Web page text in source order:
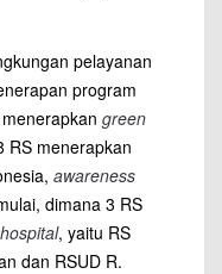
pelayanan
program
green
RS menerapkan
awareness
dimana 3 RS
, yaitu RS
dan RSUD R.